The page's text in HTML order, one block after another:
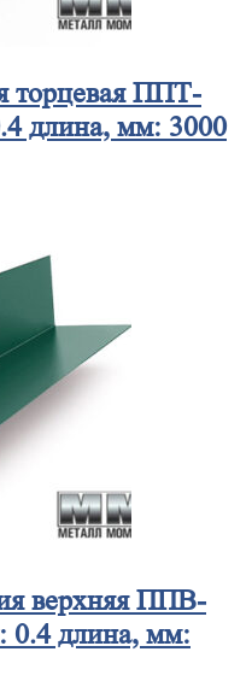
торцевая ППТ-
длина, мм: 3000
верхняя ППВ-
0.4 длина, мм: